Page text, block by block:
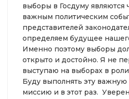
выборы в Госдуму являются
важным политическим
представителей
определяем будущее
Именно поэтому выборы
открыто и достойно. Я не
выступаю на выборах в
Буду выполнять эту
миссию и в этот раз.